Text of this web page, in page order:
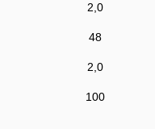
2,0
48
2,0
100